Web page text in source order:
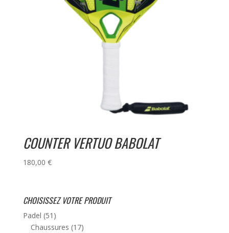
COUNTER VERTUO BABOLAT
180,00 €
CHOISISSEZ VOTRE PRODUIT
Padel (51)
Chaussures (17)